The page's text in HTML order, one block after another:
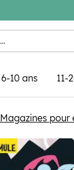
6-10 ans 11-
Magazines pour